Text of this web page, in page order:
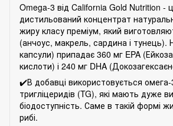
Omega-3 від California Gold Nutrition -
дистильований концентрат
жиру класу преміум, який
(анчоус, макрель, сардина і тунець).
капсули) припадає 360 мг EPA
кислоти) і 240 мг DHA
✔️В добавці використовується
тригліцеридів (TG), які мають дуже
біодоступність. Саме в такій формі
рибі.